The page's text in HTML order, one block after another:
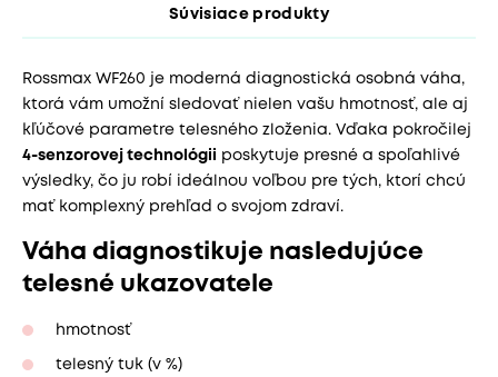
Súvisiace produkty
Rossmax WF260 je moderná diagnostická osobná váha,
ktorá vám umožní sledovať nielen vašu hmotnosť, ale aj
kľúčové parametre telesného zloženia. Vďaka pokročilej
4-senzorovej technológii poskytuje presné a spoľahlivé
výsledky, čo ju robí ideálnou voľbou pre tých, ktorí chcú
mať komplexný prehľad o svojom zdraví.
Váha diagnostikuje nasledujúce
telesné ukazovatele
hmotnosť
telesný tuk (v %)